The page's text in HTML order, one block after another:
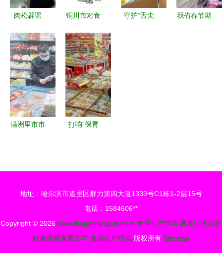
题
肉松辟谣
在第十届郑
州烘焙展！
铜川市对食
单位推行经
营风险分级
管理，筑牢
食品安全防
线
守护“舌尖
我省春节期
满洲里市市
单位安全有
打响“保胃
秋国庆节前
食品安全专
项检查
地址：哈尔滨市道里区群力第四大道1333号C1栋1-2层15号
电话：1584606**
Copyright © 2026 www.huajiaoqingshi.com 食品生产经营 黑龙江省花胶
轻食商贸有限公司 食品生产经营 版权所有 Sitemap